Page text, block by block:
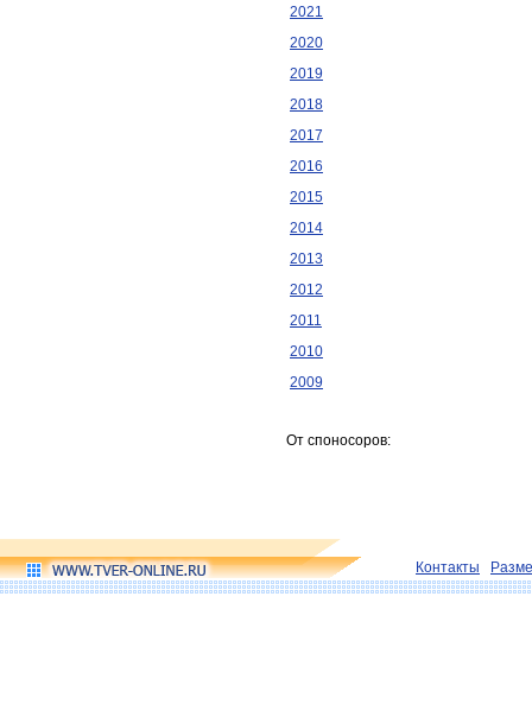
2021
2020
2019
2018
2017
2016
2015
2014
2013
2012
2011
2010
2009
От споносоров:
Контакты